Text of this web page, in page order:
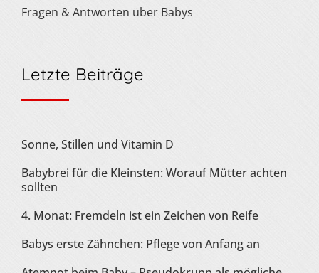
Fragen & Antworten über Babys
Letzte Beiträge
Sonne, Stillen und Vitamin D
Babybrei für die Kleinsten: Worauf Mütter achten
sollten
4. Monat: Fremdeln ist ein Zeichen von Reife
Babys erste Zähnchen: Pflege von Anfang an